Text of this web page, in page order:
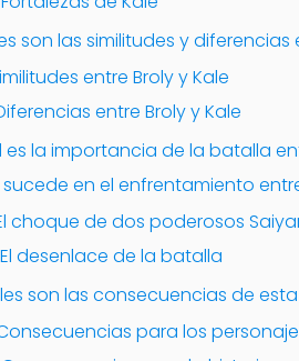
son las similitudes y
entre Broly y Kale
entre Broly y Kale
es la importancia de la batalla
en el enfrentamiento
choque de dos poderosos
El desenlace de la batalla
son las consecuencias de
para los